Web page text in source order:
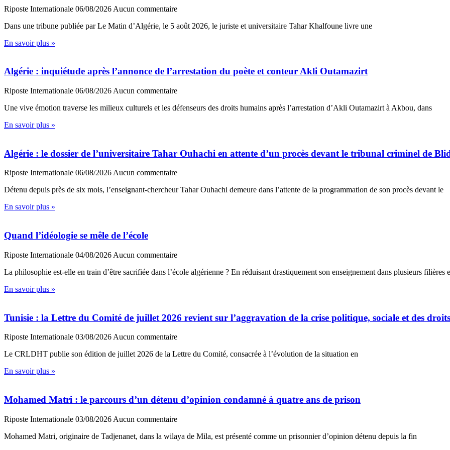
Riposte Internationale 06/08/2026 Aucun commentaire
Dans une tribune publiée par Le Matin d’Algérie, le 5 août 2026, le juriste et universitaire Tahar Khalfoune livre une
En savoir plus »
Algérie : inquiétude après l’annonce de l’arrestation du poète et conteur Akli Outamazirt
Riposte Internationale 06/08/2026 Aucun commentaire
Une vive émotion traverse les milieux culturels et les défenseurs des droits humains après l’arrestation d’Akli Outamazirt à Akbou, dans
En savoir plus »
Algérie : le dossier de l’universitaire Tahar Ouhachi en attente d’un procès devant le tribunal criminel de
Riposte Internationale 06/08/2026Aucun commentaire
Détenu depuis près de six mois, l’enseignant-chercheur Tahar Ouhachi demeure dans l’attente de la programmation de son procès devant le
En savoir plus »
Quand l’idéologie se mêle de l’école
Riposte Internationale 04/08/2026 Aucun commentaire
La philosophie est-elle en train d’être sacrifiée dans l’école algérienne ? En réduisant drastiquement son enseignement dans plusieurs filières
En savoir plus »
Tunisie : la Lettre du Comité de juillet 2026 revient sur l’aggravation de la crise politique, sociale et des
Riposte Internationale 03/08/2026 Aucun commentaire
Le CRLDHT publie son édition de juillet 2026 de la Lettre du Comité, consacrée à l’évolution de la situation en
En savoir plus »
Mohamed Matri : le parcours d’un détenu d’opinion condamné à quatre ans de prison
Riposte Internationale 03/08/2026 Aucun commentaire
Mohamed Matri, originaire de Tadjenanet, dans la wilaya de Mila, est présenté comme un prisonnier d’opinion détenu depuis la fin